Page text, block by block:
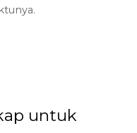
untuk